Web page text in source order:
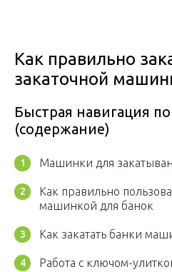
Как правильно
закаточной
Быстрая навигация по
(содержание)
Машинки для
Как правильно
машинкой для банок
Как закатать банки
Работа с ключом-